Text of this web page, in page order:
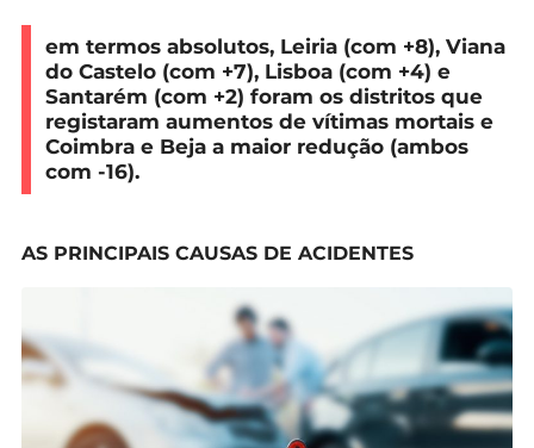
em termos absolutos, Leiria (com +8), Viana
do Castelo (com +7), Lisboa (com +4) e
Santarém (com +2) foram os distritos que
registaram aumentos de vítimas mortais e
Coimbra e Beja a maior redução (ambos
com -16).
AS PRINCIPAIS CAUSAS DE ACIDENTES